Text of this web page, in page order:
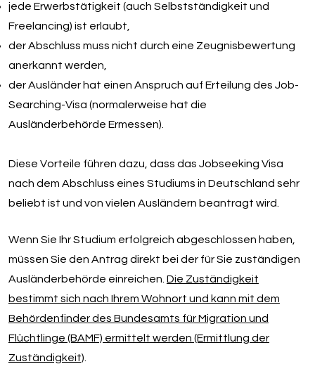
jede Erwerbstätigkeit (auch Selbstständigkeit und
Freelancing) ist erlaubt,
der Abschluss muss nicht durch eine Zeugnisbewertung
anerkannt werden,
der Ausländer hat einen Anspruch auf Erteilung des Job-
Searching-Visa (normalerweise hat die
Ausländerbehörde Ermessen).
Diese Vorteile führen dazu, dass das Jobseeking Visa
nach dem Abschluss eines Studiums in Deutschland sehr
beliebt ist und von vielen Ausländern beantragt wird.
Wenn Sie Ihr Studium erfolgreich abgeschlossen haben,
müssen Sie den Antrag direkt bei der für Sie zuständigen
Ausländerbehörde einreichen. Die Zuständigkeit
bestimmt sich nach Ihrem Wohnort und kann mit dem
Behördenfinder des Bundesamts für Migration und
Flüchtlinge (BAMF) ermittelt werden (Ermittlung der
Zuständigkeit).